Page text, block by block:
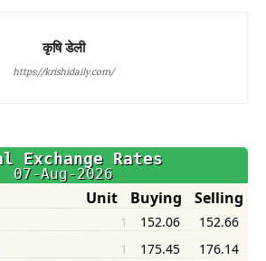
कृषि डेली
https://krishidaily.com/